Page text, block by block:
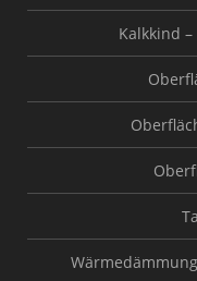
Kalkkind